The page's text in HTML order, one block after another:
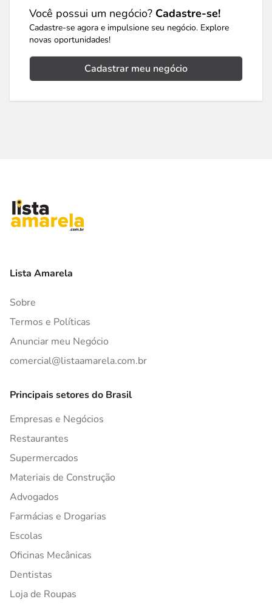
Você possui um negócio? Cadastre-se!
Cadastre-se agora e impulsione seu negócio. Explore
novas oportunidades!
Cadastrar meu negócio
Lista Amarela
Sobre
Termos e Políticas
Anunciar meu Negócio
comercial@listaamarela.com.br
Principais setores do Brasil
Empresas e Negócios
Restaurantes
Supermercados
Materiais de Construção
Advogados
Farmácias e Drogarias
Escolas
Oficinas Mecânicas
Dentistas
Loja de Roupas